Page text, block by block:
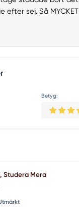
efter sej. Så
Betyg:
Studera Mera